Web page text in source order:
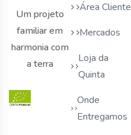
Um projeto
familiar em
harmonia com
a terra
Área Cliente
Mercados
Loja da
Quinta
Onde
Entregamos